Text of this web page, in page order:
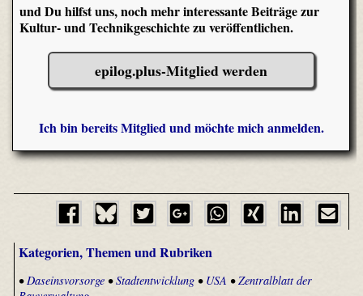
und Du hilfst uns, noch mehr interessante Beiträge zur
Kultur- und Technikgeschichte zu veröffentlichen.
epilog.plus-Mitglied werden
Ich bin bereits Mitglied und möchte mich anmelden.
Kategorien, Themen und Rubriken
•Daseinsvorsorge•Stadtentwicklung• USA •Zentralblatt der